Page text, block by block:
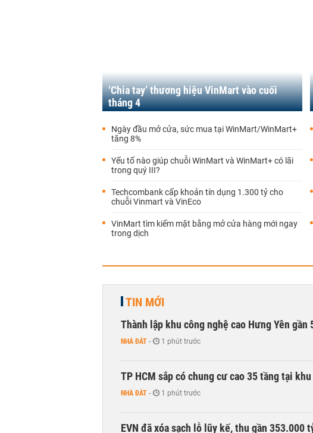
‘Chia tay’ thương hiệu VinMart vào cuối
tháng 4
Ngày đầu mở cửa, sức mua tại WinMart/WinMart+
tăng 8%
Yếu tố nào giúp chuỗi WinMart và WinMart+ có lãi
trong quý III?
Techcombank cấp khoản tín dụng 1.300 tỷ cho
chuỗi Vinmart và VinEco
VinMart tìm kiếm mặt bằng mở cửa hàng mới ngay
trong dịch
TIN MỚI
Thành lập khu công nghệ cao Hưng Yên gần
NHÀ ĐẤT - 1 phút trước
TP HCM sắp có chung cư cao 35 tầng tại khu
NHÀ ĐẤT - 1 phút trước
EVN đã xóa sạch lỗ lũy kế, thu gần 353.000